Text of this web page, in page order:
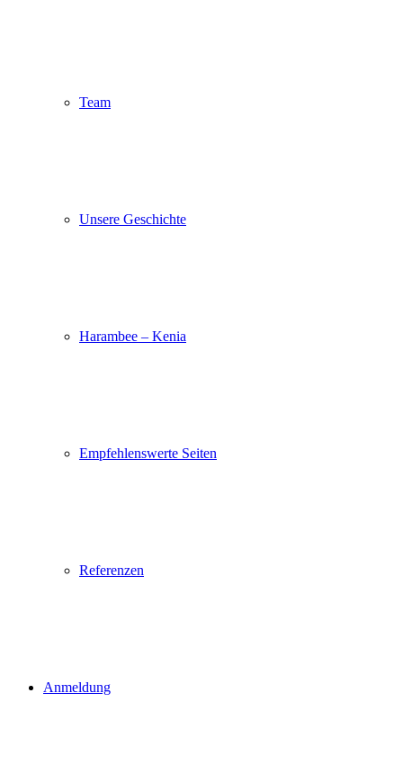
Team
Unsere Geschichte
Harambee – Kenia
Empfehlenswerte Seiten
Referenzen
Anmeldung